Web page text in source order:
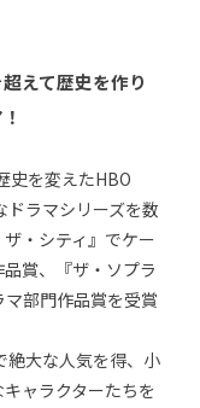
えて歴史を作り
史を変えたHBO
ドラマシリーズを数
・シティ』でケー
賞、『ザ・ソプラ
部門作品賞を受賞
絶大な人気を得、小
ャラクターたちを